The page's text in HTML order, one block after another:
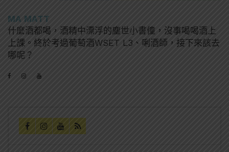
MA MATT
什麼酒都喝，酒精中漂浮的塵世小書僮，沒事喝喝酒上
上課。終於考過葡萄酒WSET L3、唎酒師，接下來該去
哪呢？